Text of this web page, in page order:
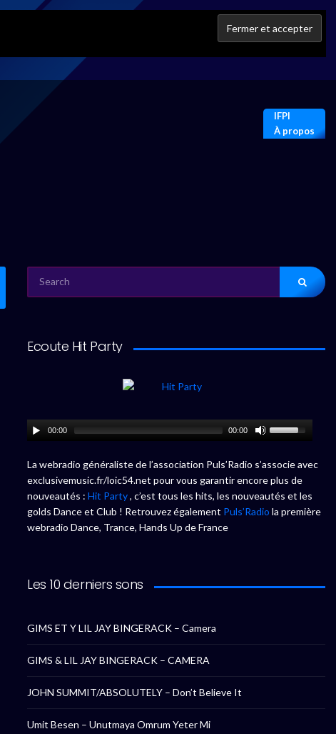
IFPI
À propos
FOR:
Ecoute Hit Party
00:00 00:00
La webradio généraliste de l’association Puls’Radio s’associe avec
exclusivemusic.fr/loic54.net pour vous garantir encore plus de
nouveautés : Hit Party, c’est tous les hits, les nouveautés et les
golds Dance et Club ! Retrouvez également Puls’Radio la première
webradio Dance, Trance, Hands Up de France
Les 10 derniers sons
GIMS ET Y LIL JAY BINGERACK – Camera
GIMS & LIL JAY BINGERACK – CAMERA
JOHN SUMMIT/ABSOLUTELY – Don’t Believe It
Umit Besen – Unutmaya Omrum Yeter Mi